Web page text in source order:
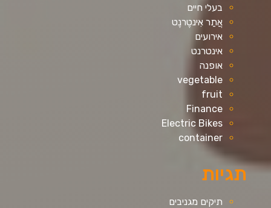
בעלי חיים
אֲתַר אִינטֶרנֶט
אירועים
אינטרנט
אופנה
vegetable
fruit
Finance
Electric Bikes
container
תגיות
תיקים מגניבים